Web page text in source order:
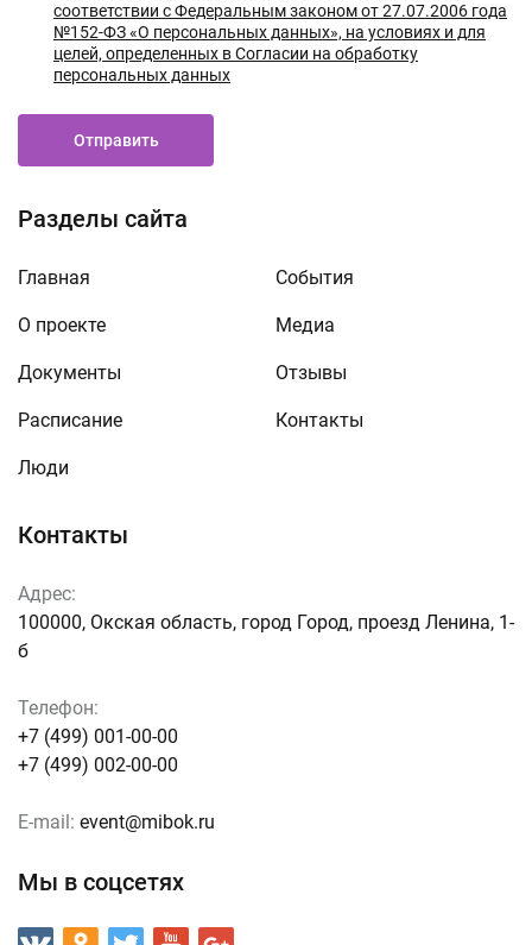
Контакты
Адрес:
100000, Окская область, город Город, проезд Ленина, 1-
б
Телефон:
+7 (499) 001-00-00
+7 (499) 002-00-00
E-mail: event@mibok.ru
Мы в соцсетях
Разделы сайта
Главная
О проекте
Документы
Расписание
Люди
События
Медиа
Отзывы
Контакты
соответствии с Федеральным законом от 27.07.2006 года
№152-ФЗ «О персональных данных», на условиях и для
целей, определенных в Согласии на обработку
персональных данных
Отправить